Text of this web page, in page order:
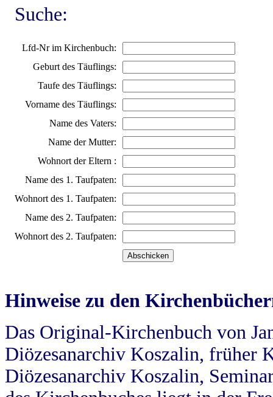
Suche:
Lfd-Nr im Kirchenbuch:
Geburt des Täuflings:
Taufe des Täuflings:
Vorname des Täuflings:
Name des Vaters:
Name der Mutter:
Wohnort der Eltern :
Name des 1. Taufpaten:
Wohnort des 1. Taufpaten:
Name des 2. Taufpaten:
Wohnort des 2. Taufpaten:
Hinweise zu den
Das Original-Kirchenbuch von
Diözesanarchiv Koszalin, früher
Diözesanarchiv Koszalin,